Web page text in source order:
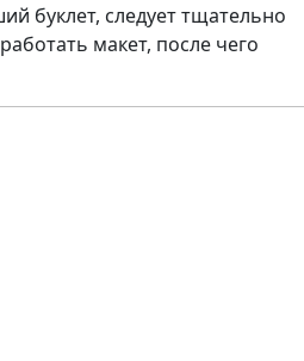
буклет, следует тщательно
макет, после чего